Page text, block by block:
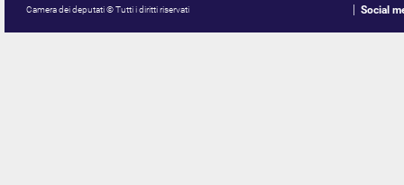
Camera dei deputati © Tutti i diritti riservati Social